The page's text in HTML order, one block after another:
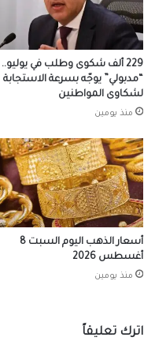
229 ألف شكوى وطلب في يوليو..
“مدبولي” يوجّه بسرعة الاستجابة
لشكاوى المواطنين
منذ يومين
أسعار الذهب اليوم السبت 8
أغسطس 2026
منذ يومين
اترك تعليقاً